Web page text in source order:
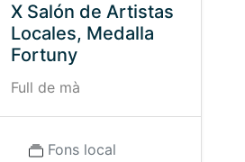
X Salón de Artistas
Locales, Medalla
Fortuny
Full de mà
Fons local